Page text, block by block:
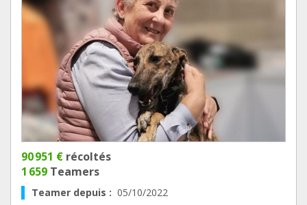
90 951 € récoltés
1 659 Teamers
Teamer depuis : 05/10/2022